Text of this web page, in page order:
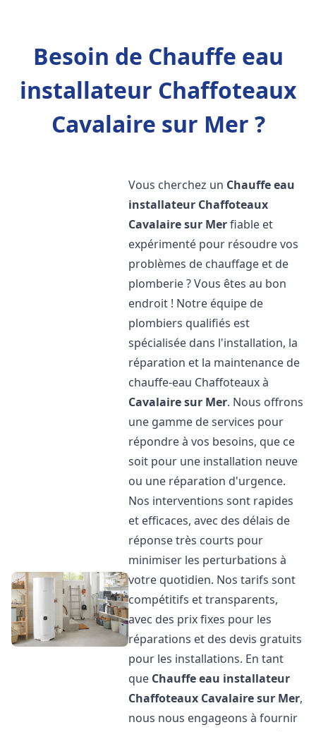
Besoin de Chauffe eau
installateur Chaffoteaux
Cavalaire sur Mer ?
Vous cherchez un Chauffe eau
installateur Chaffoteaux
Cavalaire sur Merfiable et
expérimenté pour résoudre vos
problèmes de chauffage et de
plomberie ? Vous êtes au bon
endroit ! Notre équipe de
plombiers qualifiés est
spécialisée dans l'installation, la
réparation et la maintenance de
chauffe-eau Chaffoteaux à
Cavalaire sur Mer. Nous offrons
une gamme de services pour
répondre à vos besoins, que ce
soit pour une installation neuve
ou une réparation d'urgence.
Nos interventions sont rapides
et efficaces, avec des délais de
réponse très courts pour
minimiser les perturbations à
votre quotidien. Nos tarifs sont
compétitifs et transparents,
avec des prix fixes pour les
réparations et des devis gratuits
pour les installations. En tant
que Chauffe eau installateur
Chaffoteaux Cavalaire sur Mer,
nous nous engageons à fournir